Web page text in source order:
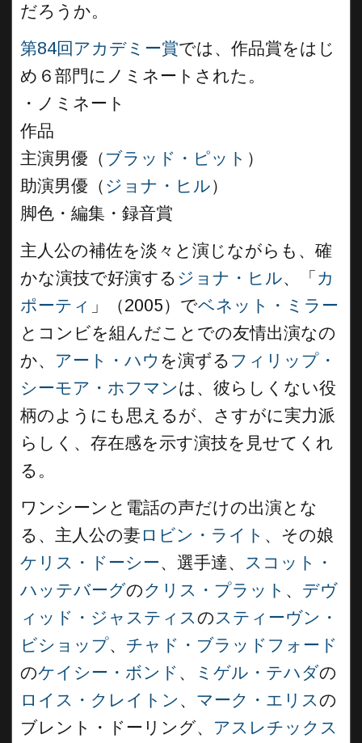
だろうか。
第84回アカデミー賞では、作品賞をはじ
め６部門にノミネートされた。
・ノミネート
作品
主演男優（ ブラッド・ピット ）
助演男優（ ジョナ・ヒル）
脚色・編集・録音賞
主人公の補佐を淡々と演じながらも、確
かな演技で好演する ジョナ・ヒル、「 カ
ポーティ 」（2005）でベネット・ミラー
とコンビを組んだことでの友情出演なの
か、 アート・ハウ を演ずる フィリップ・
シーモア・ホフマンは、彼らしくない役
柄のようにも思えるが、さすがに実力派
らしく、存在感を示す演技を見せてくれ
る。
ワンシーンと電話の声だけの出演とな
る、主人公の妻ロビン・ライト 、その娘
ケリス・ドーシー、選手達、
スコット・
ハッテバーグのクリス・プラット 、 デヴ
ィッド・ジャスティスの スティーヴン・
ビショップ、 チャド・ブラッドフォード
のケイシー・ボンド 、 ミゲル・テハダの
ロイス・クレイトン 、 マーク・エリスの
ブレント・ドーリング、 アスレチックス